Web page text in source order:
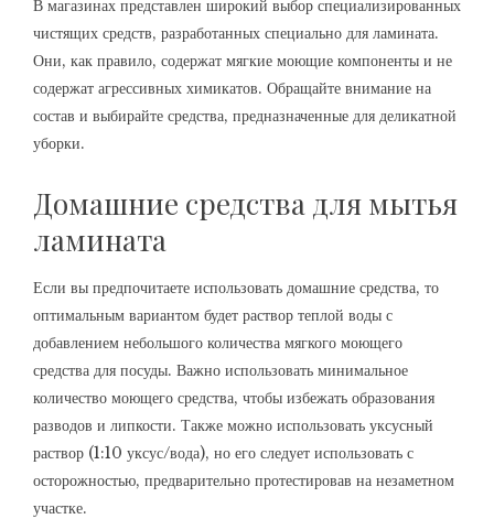
В магазинах представлен широкий выбор специализированных
чистящих средств, разработанных специально для ламината.
Они, как правило, содержат мягкие моющие компоненты и не
содержат агрессивных химикатов. Обращайте внимание на
состав и выбирайте средства, предназначенные для деликатной
уборки.
Домашние средства для мытья
ламината
Если вы предпочитаете использовать домашние средства, то
оптимальным вариантом будет раствор теплой воды с
добавлением небольшого количества мягкого моющего
средства для посуды. Важно использовать минимальное
количество моющего средства, чтобы избежать образования
разводов и липкости. Также можно использовать уксусный
раствор (1:10 уксус/вода), но его следует использовать с
осторожностью, предварительно протестировав на незаметном
участке.